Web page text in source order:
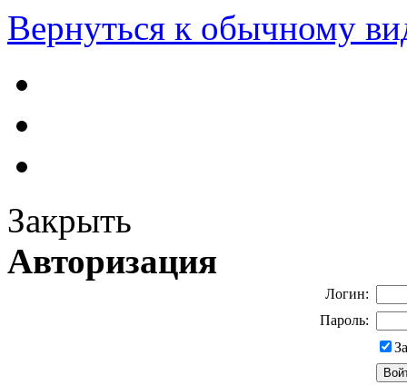
Вернуться к обычному
Закрыть
Авторизация
Логин:
Пароль: